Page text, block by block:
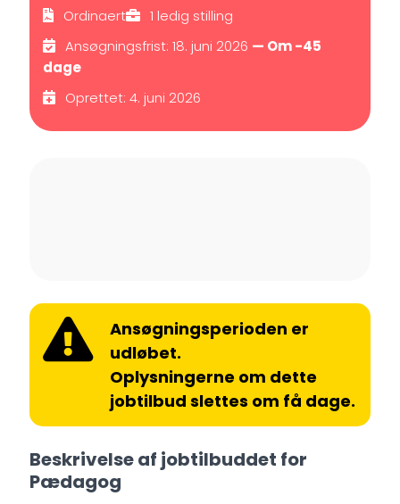
Ordinaert
1 ledig stilling
Ansøgningsfrist: 18. juni 2026 — Om -45
dage
Oprettet: 4. juni 2026
Ansøgningsperioden er
udløbet.
Oplysningerne om dette
jobtilbud slettes om få dage.
Beskrivelse af jobtilbuddet for
Pædagog